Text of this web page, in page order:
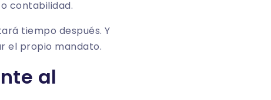
o contabilidad.
tiempo después. Y
el propio mandato.
al